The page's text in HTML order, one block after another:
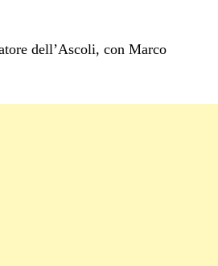
dell’Ascoli, con Marco